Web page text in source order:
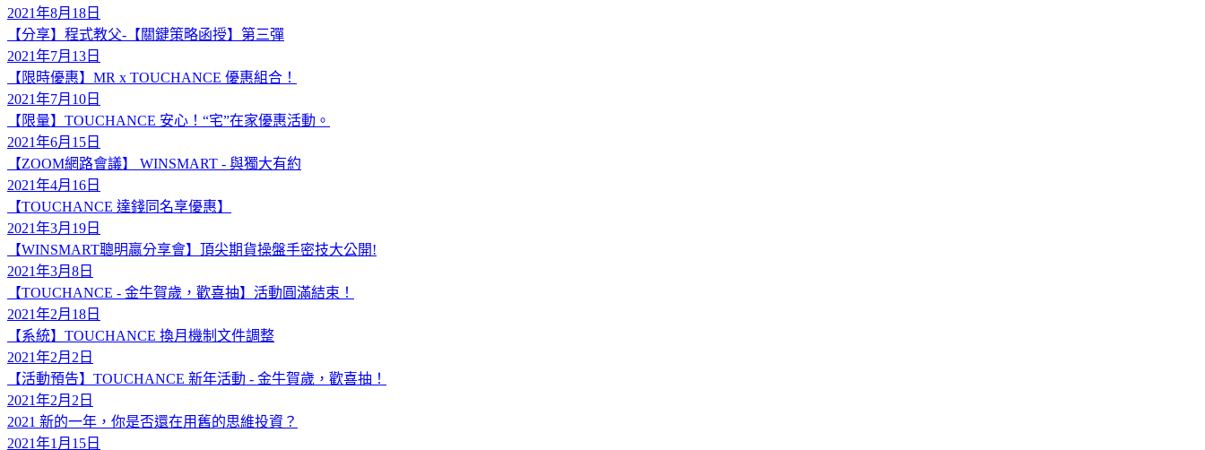
2021年8月18日
【分享】程式教父-【關鍵策略函授】第三彈
2021年7月13日
【限時優惠】MR x TOUCHANCE 優惠組合！
2021年7月10日
【限量】TOUCHANCE 安心！“宅”在家優惠活動。
2021年6月15日
【ZOOM網路會議】 WINSMART - 與獨大有約
2021年4月16日
【TOUCHANCE 達錢同名享優惠】
2021年3月19日
【WINSMART聰明贏分享會】頂尖期貨操盤手密技大公開!
2021年3月8日
【TOUCHANCE - 金牛賀歲，歡喜抽】活動圓滿結束！
2021年2月18日
【系統】TOUCHANCE 換月機制文件調整
2021年2月2日
【活動預告】TOUCHANCE 新年活動 - 金牛賀歲，歡喜抽！
2021年2月2日
2021 新的一年，你是否還在用舊的思維投資？
2021年1月15日